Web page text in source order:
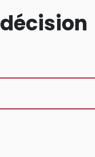
décision